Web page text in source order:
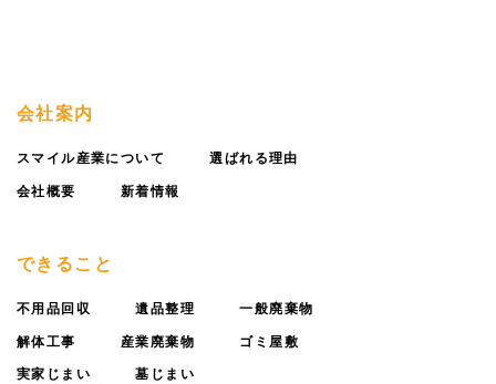
会社案内
スマイル産業について 選ばれる理由
会社概要 新着情報
できること
不用品回収 遺品整理 一般廃棄物
解体工事 産業廃棄物 ゴミ屋敷
実家じまい 墓じまい